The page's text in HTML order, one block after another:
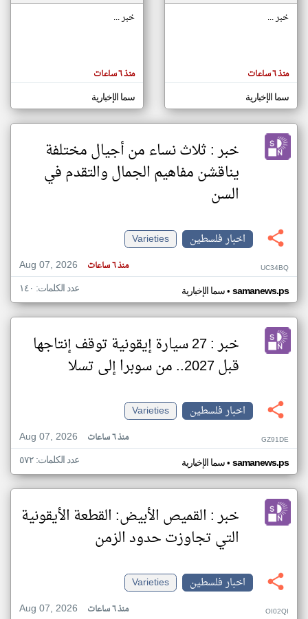
مصادر الأخبار من فلسطين
اخبار فلسطين على مدار الساعة
أهم اخبار فلسطين العاجلة والمباشرة
المقالات
الموجوده
هنا عن
وجهة
نظر
كاتبيها.
خبر ...
منذ ٦ ساعات
سما الإخبارية
خبر ...
منذ ٦ ساعات
سما الإخبارية
خبر : ثلاث نساء من أجيال مختلفة
يناقشن مفاهيم الجمال والتقدم في
السن
اخبار فلسطين
Varieties
Aug 07, 2026
منذ ٦ ساعات UC34BQ
سما الإخبارية• samanews.ps عدد الكلمات: ١٤٠
خبر : 27 سيارة إيقونية توقف إنتاجها
قبل 2027.. من سوبرا إلى تسلا
اخبار فلسطين
Varieties
Aug 07, 2026
منذ ٦ ساعات GZ91DE
سما الإخبارية• samanews.ps عدد الكلمات: ٥٧٢
خبر : القميص الأبيض: القطعة الأيقونية
التي تجاوزت حدود الزمن
اخبار فلسطين
Varieties
Aug 07, 2026
منذ ٦ ساعات OI02QI
klyoum.com